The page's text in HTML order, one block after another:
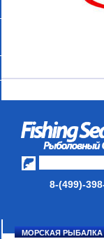
8-(499)-
МОРСКАЯ РЫБАЛКА